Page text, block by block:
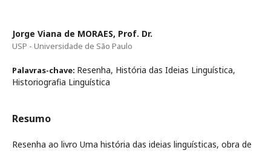
Jorge Viana de MORAES, Prof. Dr.
USP - Universidade de São Paulo
Palavras-chave: Resenha, História das Ideias Linguística,
Historiografia Linguística
Resumo
Resenha ao livro Uma história das ideias linguísticas, obra de